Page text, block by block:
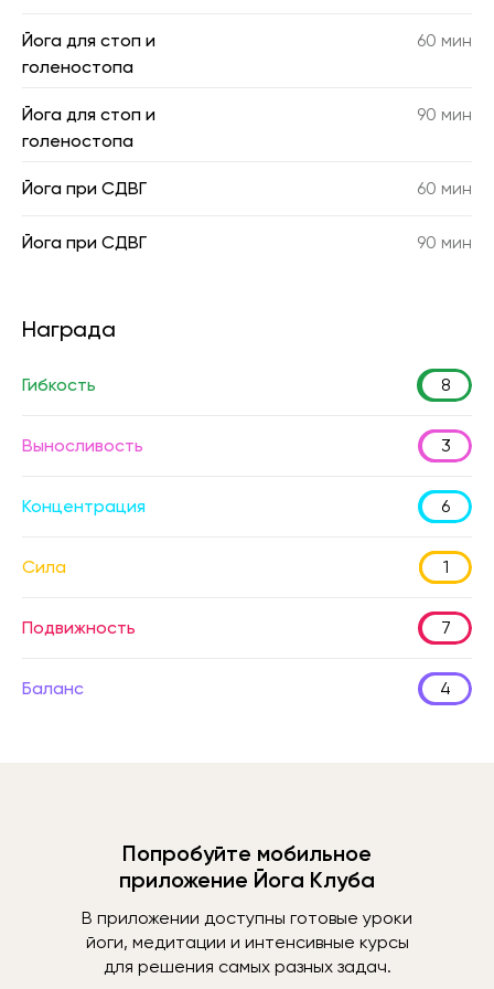
Йога для стоп и
голеностопа
60 мин
Йога для стоп и
голеностопа
90 мин
Йога при СДВГ 60 мин
Йога при СДВГ 90 мин
Награда
Гибкость 8
Выносливость 3
Концентрация 6
Сила 1
Подвижность 7
Баланс 4
Попробуйте мобильное
приложение Йога Клуба
В приложении доступны готовые уроки
йоги, медитации и интенсивные курсы
для решения самых разных задач.